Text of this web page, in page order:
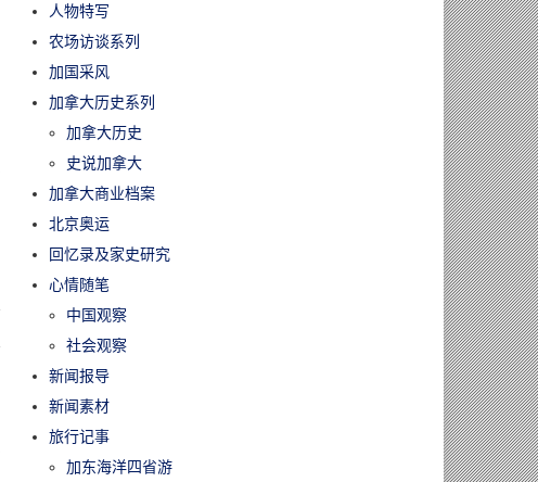
人物特写
农场访谈系列
加国采风
加拿大历史系列
加拿大历史
史说加拿大
加拿大商业档案
北京奥运
回忆录及家史研究
心情随笔
中国观察
社会观察
新闻报导
新闻素材
旅行记事
加东海洋四省游